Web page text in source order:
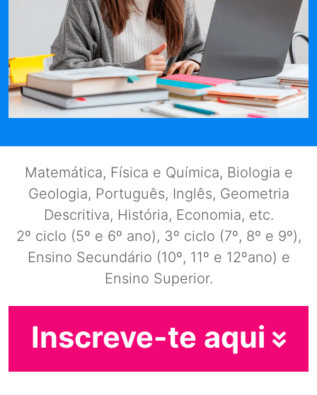
Matemática, Física e Química, Biologia e
Geologia, Português, Inglês, Geometria
Descritiva, História, Economia, etc.
2º ciclo (5º e 6º ano), 3º ciclo (7º, 8º e 9º),
Ensino Secundário (10º, 11º e 12ºano) e
Ensino Superior.
Inscreve-te aqui